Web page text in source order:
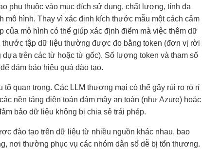
phụ thuộc vào mục đích sử dụng, chất lượng, tính đa
mô hình. Thay vì xác định kích thước mẫu một cách cảm
của mô hình có thể giúp xác định điểm mà việc thêm dữ
thước tập dữ liệu thường được đo bằng token (đơn vị rời
trên các từ hoặc từ gốc). Số lượng token và tham số
đảm bảo hiệu quả đào tạo.
quan trọng. Các LLM thương mại có thể gây rủi ro rò rỉ
nền tảng điện toán đám mây an toàn (như Azure) hoặc
bảo dữ liệu không bị chia sẻ trái phép.
đào tạo trên dữ liệu từ nhiều nguồn khác nhau, bao
nơi thường phục vụ các nhóm dân số dễ bị tổn thương.